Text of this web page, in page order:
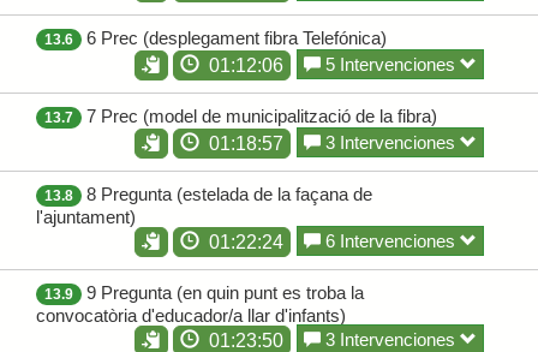
13.6
6 Prec (desplegament fibra Telefónica)
01:12:06
5 Intervenciones
13.7
7 Prec (model de municipalització de la fibra)
01:18:57
3 Intervenciones
13.8
8 Pregunta (estelada de la façana de
l'ajuntament)
01:22:24
6 Intervenciones
13.9
9 Pregunta (en quin punt es troba la
convocatòria d'educador/a llar d'infants)
01:23:50
3 Intervenciones